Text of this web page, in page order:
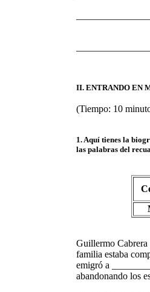
II. ENTRANDO EN
(Tiempo: 10
1. Aquí tienes la
las palabras del
Guillermo
familia estaba
emigró a
abandonando los